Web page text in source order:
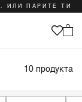
ПАРИТЕ ТИ
10продукта